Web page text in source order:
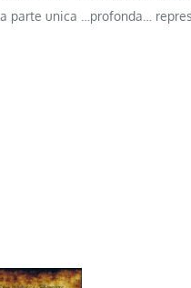
parte unica …profonda…